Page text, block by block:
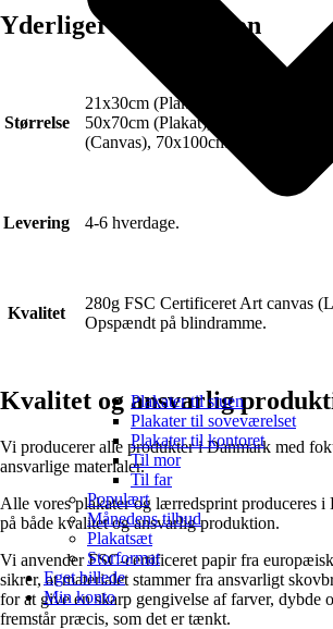
Plakater til stuen
Plakater til soveværelset
Plakater til kontoret
Til mor
Til far
Populært
Månedens tilbud
Plakatsæt
Storformat
Eget billede
Min konto
Yderligere information
Størrelse
21x30cm (Plakat), 30x40cm
50x70cm (Plakat), 70x100cm
(Canvas), 70x100cm (Canvas)
Levering 4-6 hverdage.
Kvalitet
280g FSC Certificeret Art canvas
Opspændt på blindramme.
Kvalitet og ansvarlig
Vi producerer alle produkter i Danmark med
ansvarlige materialer.
Alle vores plakater og lærredsprint produceres i
på både kvalitet og ansvarlig produktion.
Vi anvender FSC-certificeret papir fra
sikrer, at materialet stammer fra ansvarligt
for at give en skarp gengivelse af farver, dybde
fremstår præcis, som det er tænkt.